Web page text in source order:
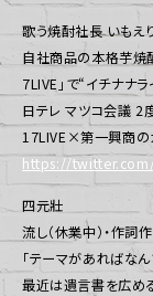
歌う焼酎社長 いもえ
自社商品の本格芋焼
7LIVE」で“イチナナ
日テレ マツコ会議 2
17LIVE×第一興商の
https://
四元壯
流し（休業中）・作詞
「テーマがあればな
最近は遺言書を広め